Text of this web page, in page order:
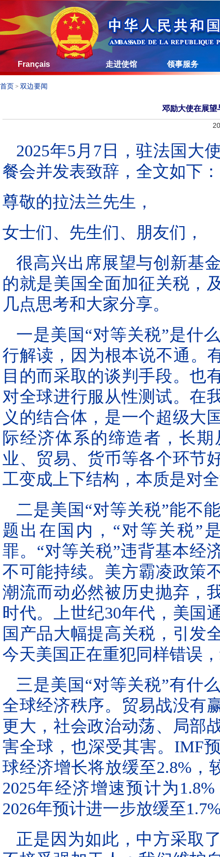
Français 走进使馆 领事服务
首页 > 双边要闻
邓励大使在展望
2025年5月7日，驻法国大
餐会并发表致辞，全文如下：
尊敬的拉法兰先生，
女士们、先生们、朋友们，
很高兴出席展望与创新基
的就是美国全面加征关税，
几点思考和大家分享。
一是美国“对等关税”是什
行解读，因为根本说不通。
目的而采取的谈判手段。也
对全球进行服从性测试。在
义的结合体，是一个超级大
际经济体系的缔造者，长
业、贸易、货币等各个环节
工变成上下结构，本质是对
二是美国“对等关税”能不
题出在国内，“对等关税”
罪。“对等关税”违背基本经
不可能持续。美方霸凌政策
潮流而动必然被历史抛弃，
时代。上世纪30年代，美国
国产品大幅提高关税，引发
今天美国正在重犯同样错误
三是美国“对等关税”有什
全球经济秩序。贸易战没有
更大，社会政治动荡、局部
害全球，也深受其害。IMF
球经济增长将放缓至2.8%，
2025年经济增速预计为
2026年预计进一步放缓至
正是因为如此，中方采取